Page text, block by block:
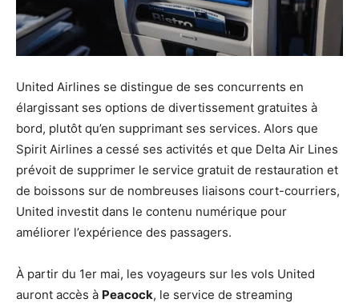
United Airlines se distingue de ses concurrents en
élargissant ses options de divertissement gratuites à
bord, plutôt qu’en supprimant ses services. Alors que
Spirit Airlines a cessé ses activités et que Delta Air Lines
prévoit de supprimer le service gratuit de restauration et
de boissons sur de nombreuses liaisons court-courriers,
United investit dans le contenu numérique pour
améliorer l’expérience des passagers.
À partir du 1er mai, les voyageurs sur les vols United
auront accès à Peacock, le service de streaming